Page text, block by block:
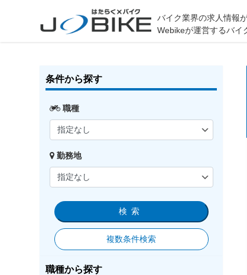
バイク業界の求人情報
Webikeが運営するバイ
条件から探す
職種
勤務地
検索
複数条件検索
職種から探す